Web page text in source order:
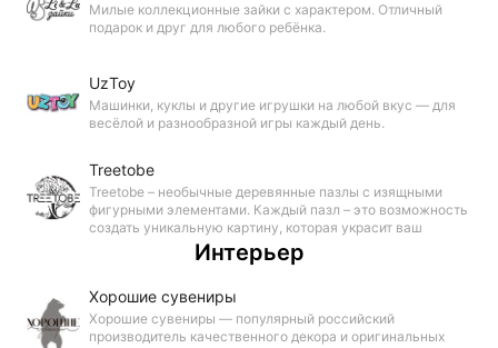
Милые коллекционные зайки с характером. Отличный
подарок и друг для любого ребёнка.
UzToy
Машинки, куклы и другие игрушки на любой вкус — для
весёлой и разнообразной игры каждый день.
Treetobe
Treetobe – необычные деревянные пазлы с изящными
фигурными элементами. Каждый пазл – это возможность
создать уникальную картину, которая украсит ваш
интерьер. Собирайте, сохраняйте, вдохновляйтесь!
Интерьер
Хорошие сувениры
Хорошие сувениры — популярный российский
производитель качественного декора и оригинальных